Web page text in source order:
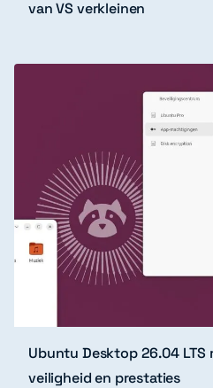
van VS verkleinen
Ubuntu Desktop 26.04
veiligheid en prestaties